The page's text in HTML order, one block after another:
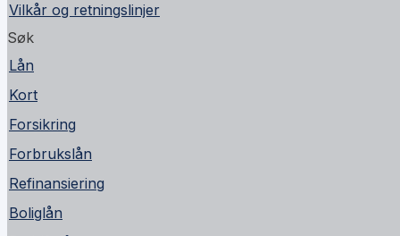
Vilkår og retningslinjer
Søk
Lån
Kort
Forsikring
Forbrukslån
Refinansiering
Boliglån